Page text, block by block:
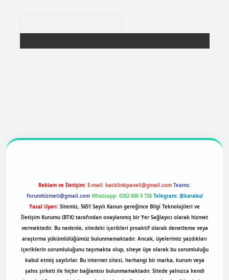
Reklam ve İletişim: E-mail: backlinkpaneli@gmail.com Teams:
forumhizmeti@gmail.com Whatsapp: 0262 606 0 726 Telegram: @karabul
Yasal Uyarı: Sitemiz, 5651 Sayılı Kanun gereğince Bilgi Teknolojileri ve
İletişim Kurumu (BTK) tarafından onaylanmış bir Yer Sağlayıcı olarak hizmet
vermektedir. Bu nedenle, sitedeki içerikleri proaktif olarak denetleme veya
araştırma yükümlülüğümüz bulunmamaktadır. Ancak, üyelerimiz yazdıkları
içeriklerin sorumluluğunu taşımakta olup, siteye üye olarak bu sorumluluğu
kabul etmiş sayılırlar. Bu internet sitesi, herhangi bir marka, kurum veya
şahıs şirketi ile hiçbir bağlantısı bulunmamaktadır. Sitede yalnızca kendi